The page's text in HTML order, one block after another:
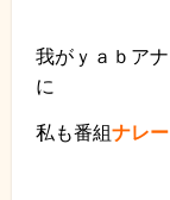
我がｙａｂア
に
私も番組ナレ